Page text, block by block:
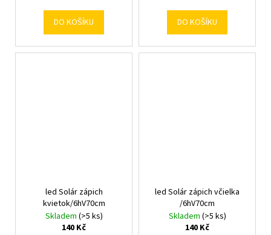
DO KOŠÍKU DO KOŠÍKU
led Solár zápich
kvietok/6hV70cm
Skladem (>5 ks)
140 Kč
led Solár zápich včielka
/6hV70cm
Skladem (>5 ks)
140 Kč